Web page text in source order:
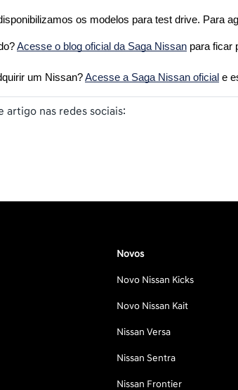
os modelos para test drive. Para
Acesse o blog oficial da Saga Nissan para ficar
um Nissan? Acesse a Saga Nissan oficial e
artigo nas redes sociais:
Novos
Novo Nissan Kicks
Novo Nissan Kait
Nissan Versa
Nissan Sentra
Nissan Frontier